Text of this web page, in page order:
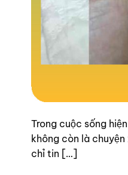
Trong cuộc sống
không còn là
chỉ tin […]